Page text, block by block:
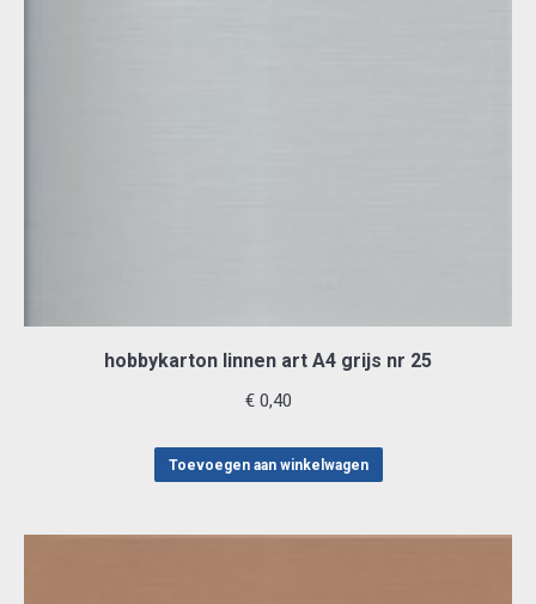
hobbykarton linnen art A4 grijs nr 25
€0,40
Toevoegen aan winkelwagen